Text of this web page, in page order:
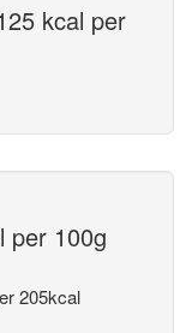
kcal per
per 100g
205kcal